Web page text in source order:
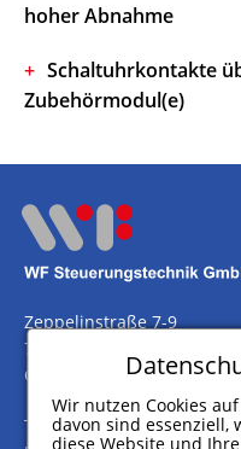
hoher Abnahme
Schaltuhrkontakte
Zubehörmodul(e)
Zeppelinstraße 7-9
75446 Wiernsheim
Germany
Telefon
+49 (0)
Wir nutzen Cookies
davon sind essenziell,
diese Website und